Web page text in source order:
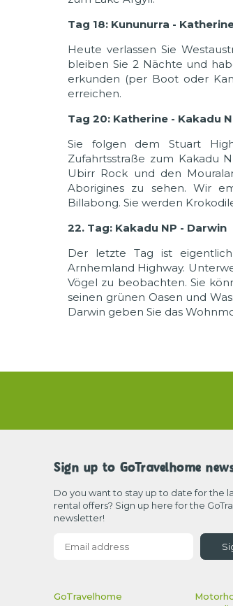
Tag 18: Kununurra -
Heute verlassen Sie
bleiben Sie 2 Nächte und
erkunden (per Boot oder
erreichen.
Tag 20: Katherine - Kakadu
Sie folgen dem Stuart
Zufahrtsstraße zum Kakadu
Ubirr Rock und den
Aborigines zu sehen. Wir
Billabong. Sie werden
22. Tag: Kakadu NP - Darwin
Der letzte Tag ist
Arnhemland Highway.
Vögel zu beobachten. Sie
seinen grünen Oasen und
Darwin geben Sie das
Sign up to GoTravelhome
Do you want to stay up to date for the
rental offers? Sign up here for the
newsletter!
GoTravelhome